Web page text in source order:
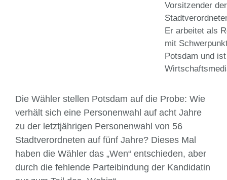
Vorsitzender
Er arbeitet als
mit
Potsdam und
Die Wähler stellen Potsdam auf die Probe: Wie
verhält sich eine Personenwahl auf acht Jahre
zu der letztjährigen Personenwahl von 56
Stadtverordneten auf fünf Jahre? Dieses Mal
haben die Wähler das „Wen“ entschieden, aber
durch die fehlende Partei­bindung der Kandidatin